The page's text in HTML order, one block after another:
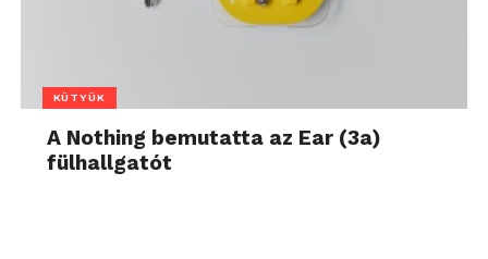
KÜTYÜK
A Nothing bemutatta az Ear (3a)
fülhallgatót